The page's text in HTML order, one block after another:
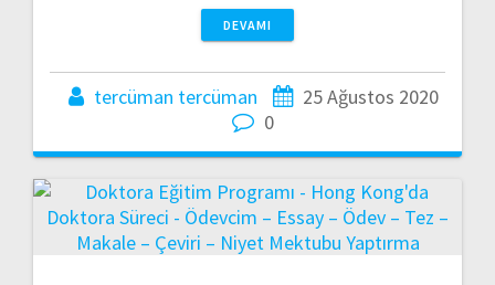
DEVAMI
tercüman tercüman
25 Ağustos 2020
0